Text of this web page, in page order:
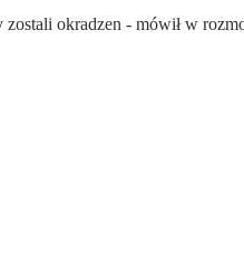
okradzen - mówił w